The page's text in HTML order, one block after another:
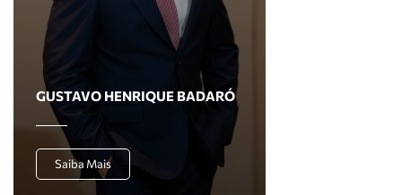
GUSTAVO HENRIQUE BADARÓ
Saiba Mais